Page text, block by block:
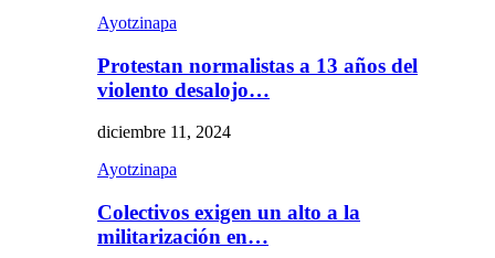
Ayotzinapa
Protestan normalistas a 13 años del
violento desalojo…
diciembre 11, 2024
Ayotzinapa
Colectivos exigen un alto a la
militarización en…